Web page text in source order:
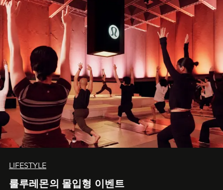
LIFESTYLE
룰루레몬의 몰입형 이벤트